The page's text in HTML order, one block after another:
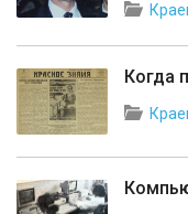
Когда